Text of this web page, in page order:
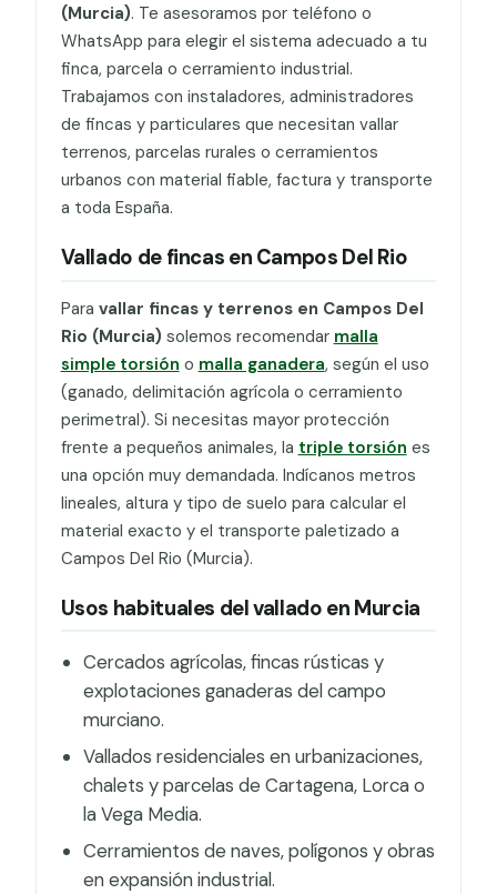
(Murcia). Te asesoramos por teléfono o
WhatsApp para elegir el sistema adecuado a tu
finca, parcela o cerramiento industrial.
Trabajamos con instaladores, administradores
de fincas y particulares que necesitan vallar
terrenos, parcelas rurales o cerramientos
urbanos con material fiable, factura y transporte
a toda España.
Vallado de fincas en Campos Del Rio
Para vallar fincas y terrenos en Campos Del
Rio (Murcia) solemos recomendar malla
simple torsión o malla ganadera, según el uso
(ganado, delimitación agrícola o cerramiento
perimetral). Si necesitas mayor protección
frente a pequeños animales, la triple torsión es
una opción muy demandada. Indícanos metros
lineales, altura y tipo de suelo para calcular el
material exacto y el transporte paletizado a
Campos Del Rio (Murcia).
Usos habituales del vallado en Murcia
Cercados agrícolas, fincas rústicas y
explotaciones ganaderas del campo
murciano.
Vallados residenciales en urbanizaciones,
chalets y parcelas de Cartagena, Lorca o
la Vega Media.
Cerramientos de naves, polígonos y obras
en expansión industrial.